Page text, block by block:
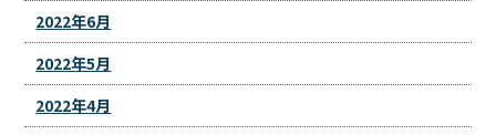
2022年6月
2022年5月
2022年4月